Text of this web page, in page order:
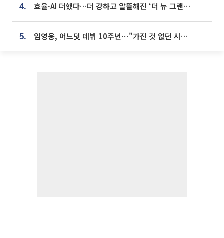
4. 효율·AI 더했다…더 강하고 알뜰해진 ‘더 뉴 그랜저 하이브리드’ [ET의 모빌리티]
5. 임영웅, 어느덧 데뷔 10주년⋯"가진 것 없던 시절, 내 앞엔 20명의 팬뿐"